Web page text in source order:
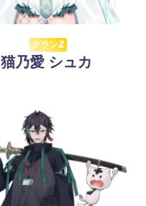
クランZ
猫乃愛 シュカ